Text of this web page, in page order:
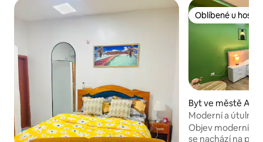
Oblíbené u hostů
Oblíbené u hostů
Byt ve městě
Moderní a útulný
Objev moderní a
se nachází na